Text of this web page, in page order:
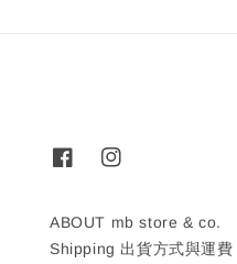
ABOUT mb store & co.
Shipping 出貨方式與運費